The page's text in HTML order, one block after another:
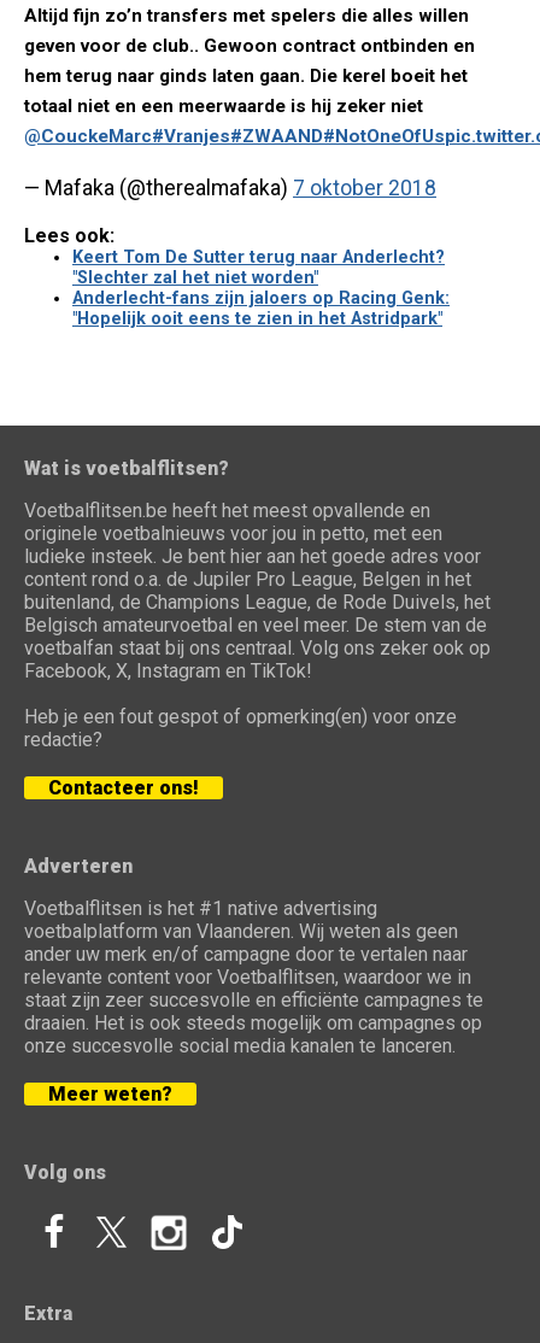
Altijd fijn zo’n transfers met spelers die alles willen
geven voor de club.. Gewoon contract ontbinden en
hem terug naar ginds laten gaan. Die kerel boeit het
totaal niet en een meerwaarde is hij zeker niet
@CouckeMarc#Vranjes#ZWAAND#NotOneOfUs
— Mafaka (@therealmafaka) 7 oktober 2018
Lees ook:
Keert Tom De Sutter terug naar Anderlecht?
"Slechter zal het niet worden"
Anderlecht-fans zijn jaloers op Racing Genk:
"Hopelijk ooit eens te zien in het Astridpark"
Wat is voetbalflitsen?
Voetbalflitsen.be heeft het meest opvallende en
originele voetbalnieuws voor jou in petto, met een
ludieke insteek. Je bent hier aan het goede adres voor
content rond o.a. de Jupiler Pro League, Belgen in het
buitenland, de Champions League, de Rode Duivels, het
Belgisch amateurvoetbal en veel meer. De stem van de
voetbalfan staat bij ons centraal. Volg ons zeker ook op
Facebook, X, Instagram en TikTok!
Heb je een fout gespot of opmerking(en) voor onze
redactie?
Contacteer ons!
Adverteren
Voetbalflitsen is het #1 native advertising
voetbalplatform van Vlaanderen. Wij weten als geen
ander uw merk en/of campagne door te vertalen naar
relevante content voor Voetbalflitsen, waardoor we in
staat zijn zeer succesvolle en efficiënte campagnes te
draaien. Het is ook steeds mogelijk om campagnes op
onze succesvolle social media kanalen te lanceren.
Meer weten?
Volg ons
Extra